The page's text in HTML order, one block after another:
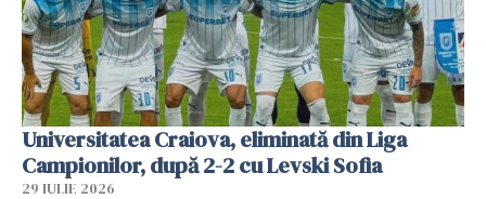
Universitatea Craiova, eliminată din Liga
Campionilor, după 2-2 cu Levski Sofia
29 IULIE 2026